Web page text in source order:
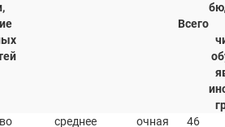
Всего
среднее
очная 46